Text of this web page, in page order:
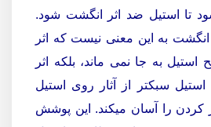
تا استیل ضد اثر انگشت شود.
انگشت به این معنی نیست که اثر
به جا نمی ماند، بلکه اثر
سبکتر از آثار روی استیل
کردن را آسان میکند. این پوشش